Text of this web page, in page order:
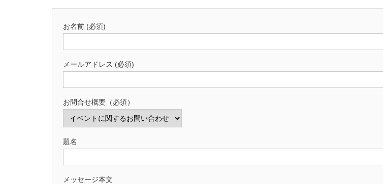
お名前 (必須)
メールアドレス (必須)
お問合せ概要（必須）
題名
メッセージ本文